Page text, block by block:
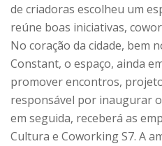
de criadoras escolheu um
reúne boas iniciativas,
No coração da cidade, bem
Constant, o espaço, ainda
promover encontros,
responsável por inaugurar
em seguida, receberá as
Cultura e Coworking S7. A